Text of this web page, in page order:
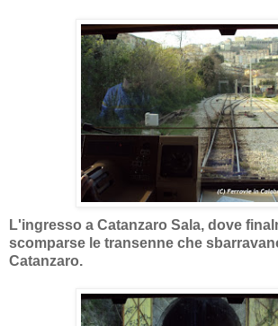
L'ingresso a Catanzaro Sala, dove
scomparse le transenne che
Catanzaro.